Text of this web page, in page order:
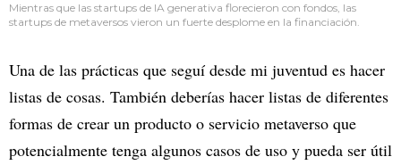
Mientras que las startups de IA generativa florecieron con fondos, las
startups de metaversos vieron un fuerte desplome en la financiación.
Una de las prácticas que seguí desde mi juventud es hacer
listas de cosas. También deberías hacer listas de diferentes
formas de crear un producto o servicio metaverso que
potencialmente tenga algunos casos de uso y pueda ser útil